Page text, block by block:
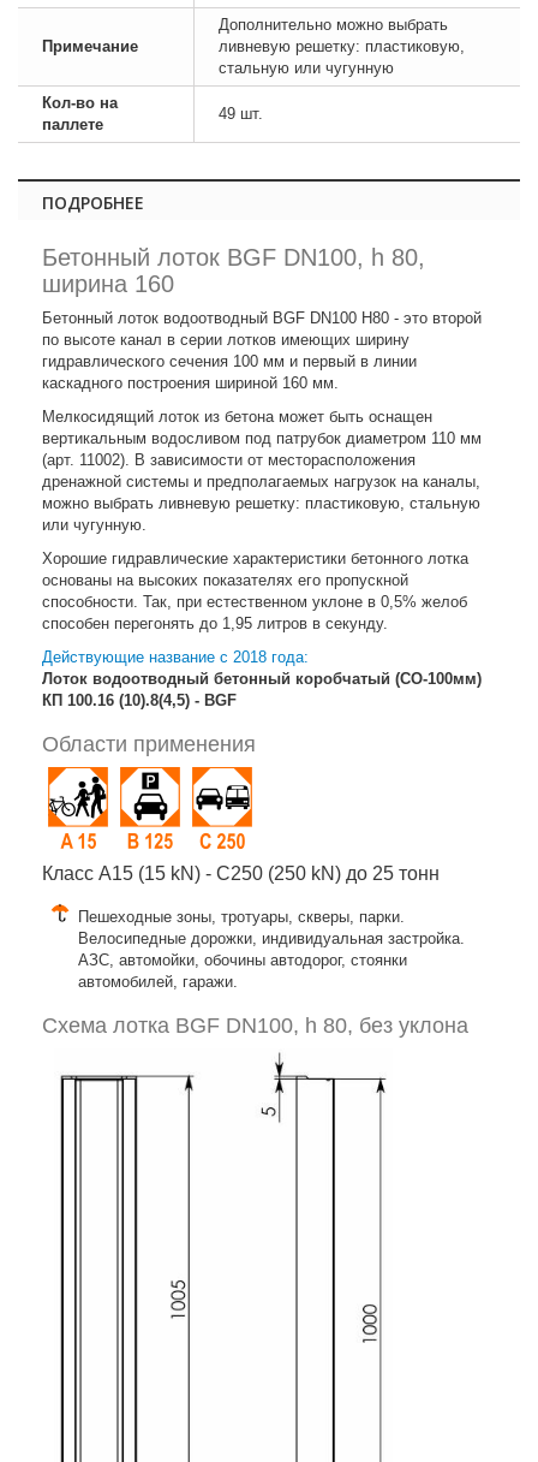
Примечание
Дополнительно можно выбрать
ливневую решетку: пластиковую,
стальную или чугунную
Кол-во на
паллете
49 шт.
ПОДРОБНЕЕ
Бетонный лоток BGF DN100, h 80,
ширина 160
Бетонный лоток водоотводный BGF DN100 H80 - это второй
по высоте канал в серии лотков имеющих ширину
гидравлического сечения 100 мм и первый в линии
каскадного построения шириной 160 мм.
Мелкосидящий лоток из бетона может быть оснащен
вертикальным водосливом под патрубок диаметром 110 мм
(арт. 11002). В зависимости от месторасположения
дренажной системы и предполагаемых нагрузок на каналы,
можно выбрать ливневую решетку: пластиковую, стальную
или чугунную.
Хорошие гидравлические характеристики бетонного лотка
основаны на высоких показателях его пропускной
способности. Так, при естественном уклоне в 0,5% желоб
способен перегонять до 1,95 литров в секунду.
Действующие название с 2018 года:
Лоток водоотводный бетонный коробчатый (СО-100мм)
КП 100.16 (10).8(4,5) - BGF
Области применения
Класс A15 (15 kN) - C250 (250 kN) до 25 тонн
Пешеходные зоны, тротуары, скверы, парки.
Велосипедные дорожки, индивидуальная застройка.
АЗС, автомойки, обочины автодорог, стоянки
автомобилей, гаражи.
Схема лотка BGF DN100, h 80, без уклона